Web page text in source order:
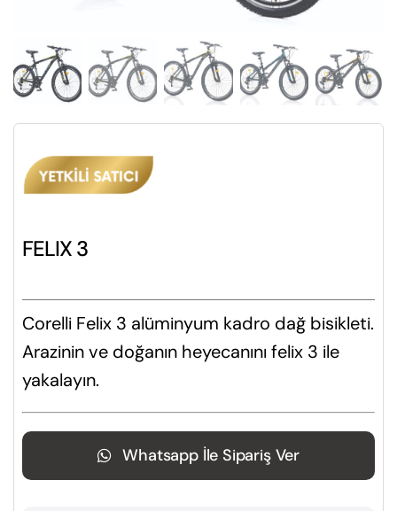
FELIX 3
Corelli Felix 3 alüminyum kadro dağ bisikleti.
Arazinin ve doğanın heyecanını felix 3 ile
yakalayın.
Whatsapp İle Sipariş Ver